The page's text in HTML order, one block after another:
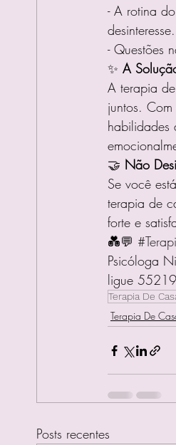
- A rotina
desinteresse.
- Questões
✨ A
A terapia
juntos.
habilidades
🤝 Não
Se você
terapia de
forte e
💑💬
Psicóloga
ligue
Terapia De
Terapia De
Posts recentes